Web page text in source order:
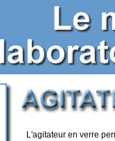
L'agitateur en verre